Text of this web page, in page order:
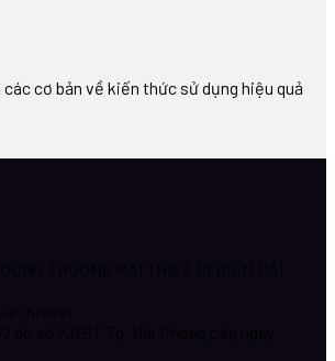
cơ bản về kiến thức sử dụng hiệu quả